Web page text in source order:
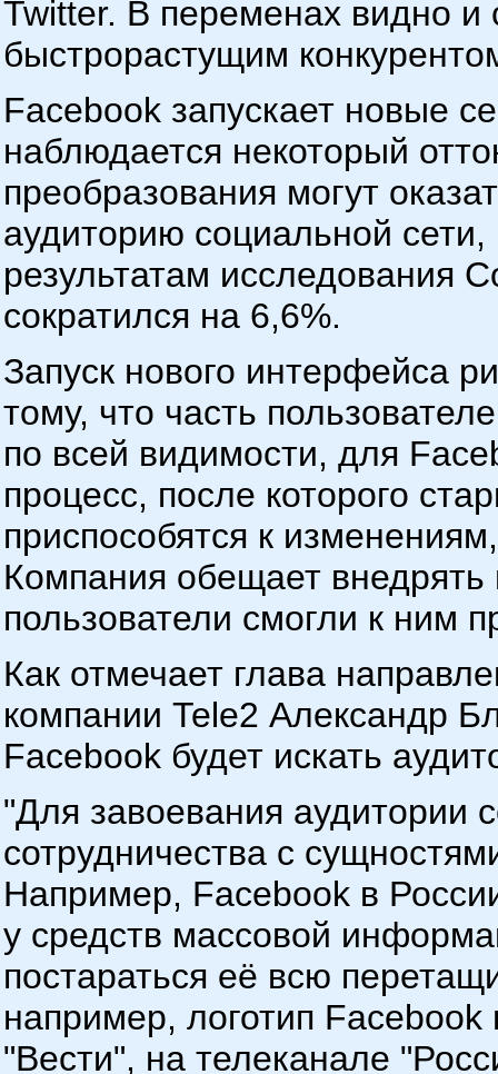
Twitter. В переменах видно и
быстрорастущим
Facebook запускает новые
наблюдается некоторый
преобразования могут
аудиторию социальной сети,
результатам исследования
сократился на 6,6%.
Запуск нового интерфейса
тому, что часть
по всей видимости, для
процесс, после которого
приспособятся к
Компания обещает
пользователи смогли к ним
Как отмечает глава
компании Tele2 Александр
Facebook будет искать
"Для завоевания аудитории
сотрудничества с
Например, Facebook в
у средств массовой
постараться её всю
например, логотип
"Вести", на телеканале